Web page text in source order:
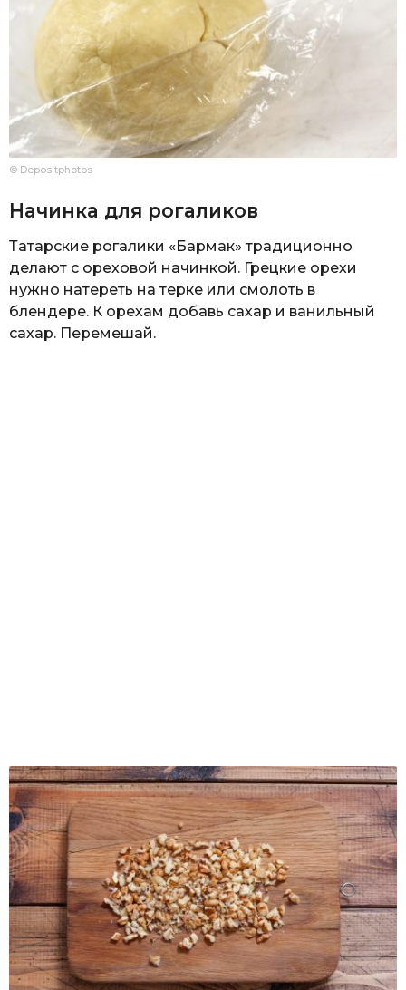
© Depositphotos
Начинка для рогаликов
Татарские рогалики «Бармак» традиционно
делают с ореховой начинкой. Грецкие орехи
нужно натереть на терке или смолоть в
блендере. К орехам добавь сахар и ванильный
сахар. Перемешай.